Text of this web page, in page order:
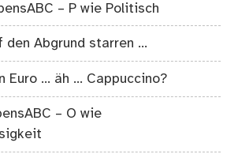
– P wie Politisch
den Abgrund starren …
Euro … äh … Cappuccino?
– O wie